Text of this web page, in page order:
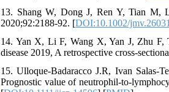
13. Shang W, Dong J, Ren Y, Tian M,
2020;92:2188-92. [DOI:10.1002/
14. Yan X, Li F, Wang X, Yan J, Zhu F,
disease 2019, A retrospective cross-
15. Ulloque-Badaracco J.R, Ivan Salas-
Prognostic value of neutrophil-to-